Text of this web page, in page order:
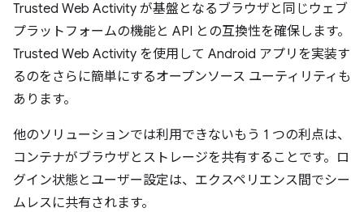
Trusted Web Activity が基盤となるブラウザと同じウェブ
プラットフォームの機能と API との互換性を確保します。
Trusted Web Activity を使用して Android アプリを実装す
るのをさらに簡単にするオープンソース ユーティリティも
あります。
他のソリューションでは利用できないもう 1 つの利点は、
コンテナがブラウザとストレージを共有することです。ロ
グイン状態とユーザー設定は、エクスペリエンス間でシー
ムレスに共有されます。